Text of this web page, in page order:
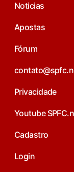
Noticias
Apostas
Fórum
Privacidade
Youtube
Cadastro
Login